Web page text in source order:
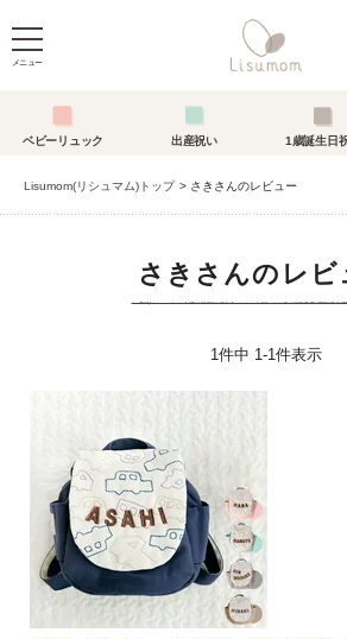
メニュー
ベビーリュック 出産祝い 1歳誕生日
Lisumom(リシュマム)トップ さきさんのレビュー
さきさんのレビ
1件中 1-1件表示